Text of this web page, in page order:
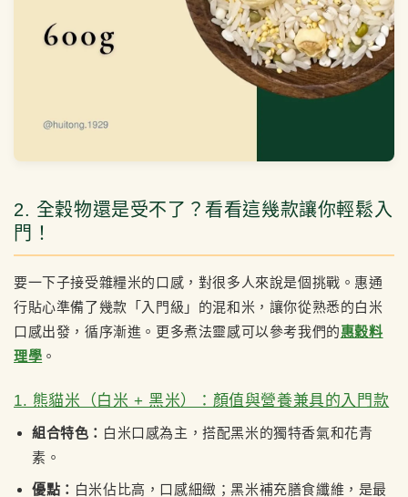
2. 全穀物還是受不了？看看這幾款讓你輕鬆入
門！
要一下子接受雜糧米的口感，對很多人來說是個挑戰。惠通
行貼心準備了幾款「入門級」的混和米，讓你從熟悉的白米
口感出發，循序漸進。更多煮法靈感可以參考我們的惠穀料
理學 。
1. 熊貓米（白米 + 黑米）：顏值與營養兼具的入門款
組合特色： 白米口感為主，搭配黑米的獨特香氣和花青
素。
優點： 白米佔比高，口感細緻；黑米補充膳食纖維，是最